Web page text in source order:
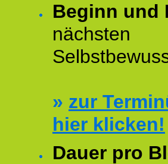
Beginn und
nächsten
» zur
hier klicken!
Dauer pro